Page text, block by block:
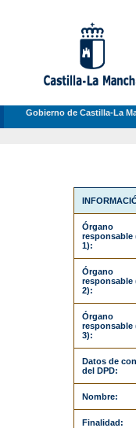
Gobierno de Castilla-La
Órgano
responsable
1):
Órgano
responsable
2):
Órgano
responsable
3):
Datos de
del DPD:
Nombre:
Finalidad: